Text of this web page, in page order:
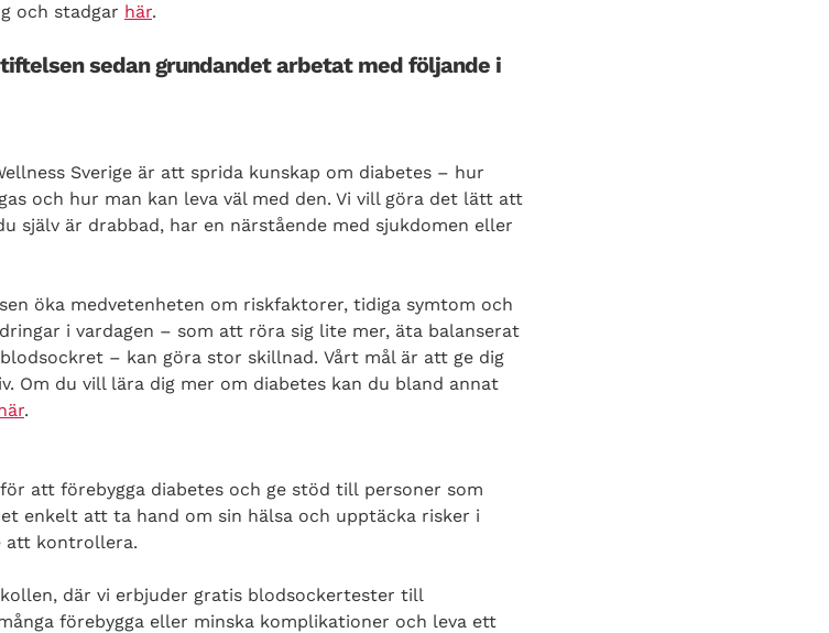
och stadgar här.
sedan grundandet arbetat med följande i
Sverige är att sprida kunskap om diabetes – hur
och hur man kan leva väl med den. Vi vill göra det lätt att
själv är drabbad, har en närstående med sjukdomen eller
öka medvetenheten om riskfaktorer, tidiga symtom och
i vardagen – som att röra sig lite mer, äta balanserat
– kan göra stor skillnad. Vårt mål är att ge dig
Om du vill lära dig mer om diabetes kan du bland annat
.
att förebygga diabetes och ge stöd till personer som
enkelt att ta hand om sin hälsa och upptäcka risker i
att kontrollera.
där vi erbjuder gratis blodsockertester till
förebygga eller minska komplikationer och leva ett